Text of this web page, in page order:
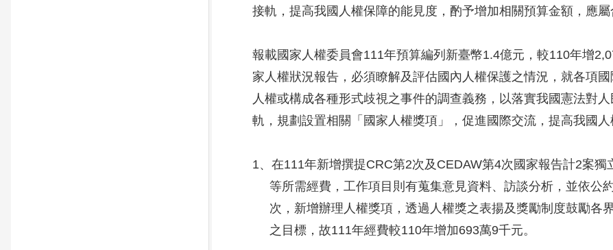
接軌，提高我國人權保障的能見度，酌予增加相關預算金額，應屬
報載國家人權委員會111年預算編列新臺幣1.4億元，較110年增
家人權狀況報告，必須瞭解及評估國內人權保護之情況，就各項國
人權或構成各種形式歧視之事件的調查義務，以落實我國憲法對人
軌，規劃設置相關「國家人權獎項」，促進國際交流，提高我國人
1、在111年新增撰提CRC第2次及CEDAW第4次國家報告計2案獨
等所需經費，工作項目則有蒐集意見資料、訪談分析，並依公約
次，新增辦理人權獎項，透過人權獎之表揚及獎勵制度鼓勵各界
之目標，故111年經費較110年增加693萬9千元。